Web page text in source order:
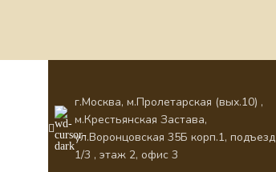
г.Москва, м.Пролетарская (вых.10) ,
м.Крестьянская Застава,
ул.Воронцовская 35Б корп.1, подъезд
1/3 , этаж 2, офис 3